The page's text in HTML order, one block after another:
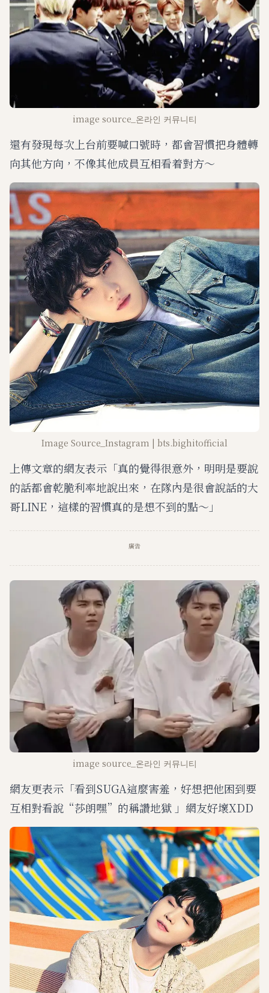
image source_온라인 커뮤니티
還有發現每次上台前要喊口號時，都會習慣把身體轉
向其他方向，不像其他成員互相看着對方～
Image Source_Instagram | bts.bighitofficial
上傳文章的網友表示「真的覺得很意外，明明是要說
的話都會乾脆利率地說出來，在隊內是很會說話的大
哥LINE，這樣的習慣真的是想不到的點～」
廣告
image source_온라인 커뮤니티
網友更表示「看到SUGA這麼害羞，好想把他困到要
互相對看說“莎朗嘿”的稱讚地獄 」網友好壞XDD